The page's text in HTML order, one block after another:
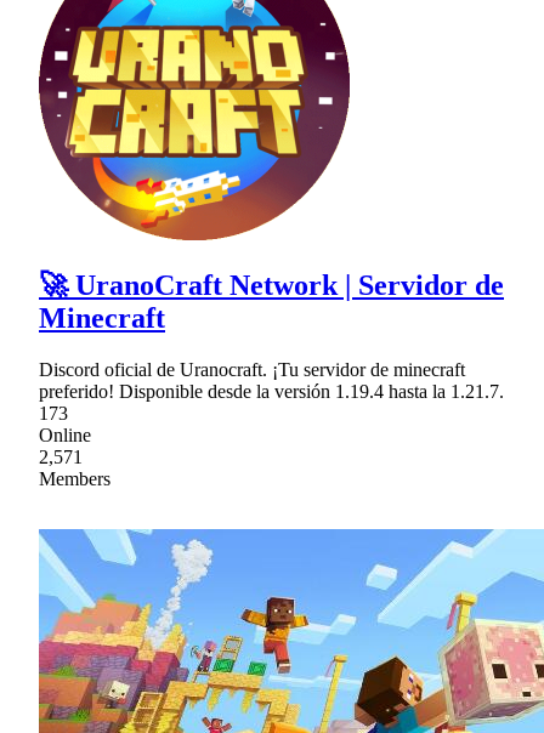
🚀 UranoCraft Network | Servidor de
Minecraft
Discord oficial de Uranocraft. ¡Tu servidor de minecraft
preferido! Disponible desde la versión 1.19.4 hasta la 1.21.7.
173
Online
2,571
Members